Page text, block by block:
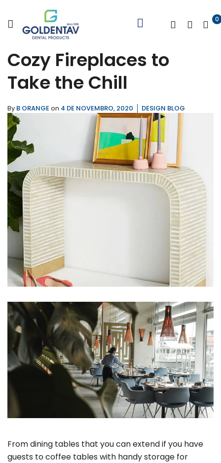
0
Cozy Fireplaces to
Take the Chill
By B ORANGE on 4 DE NOVEMBRO, 2020 DESIGN BLOG
From dining tables that you can extend if you have
guests to coffee tables with handy storage for